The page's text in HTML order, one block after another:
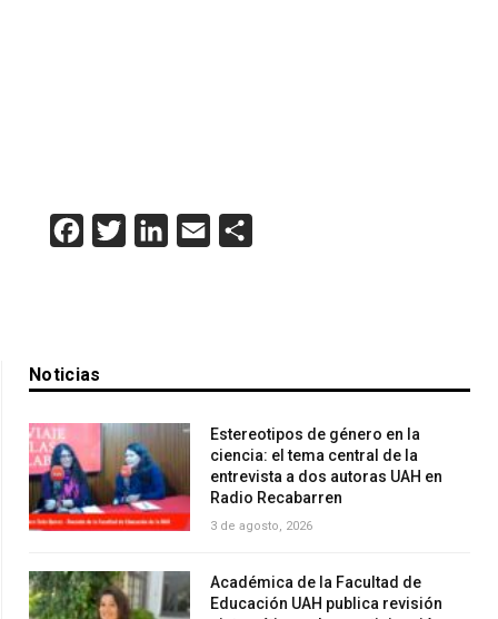
Facebook
Twitter LinkedInEmail
Noticias
Estereotipos de género en la
ciencia: el tema central de la
entrevista a dos autoras UAH en
Radio Recabarren
3 de agosto, 2026
Académica de la Facultad de
Educación UAH publica revisión